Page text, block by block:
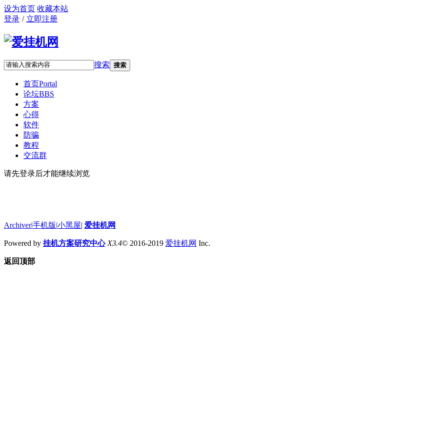
设为首页 收藏本站
登录 / 立即注册
搜索 搜索
首页Portal
论坛BBS
方案
心得
软件
防骗
教程
交流群
请先登录后才能继续浏览
Archiver|手机版|小黑屋| 爱挂机网
Powered by 挂机方案研究中心 X3.4© 2016-2019 爱挂机网 Inc.
返回顶部